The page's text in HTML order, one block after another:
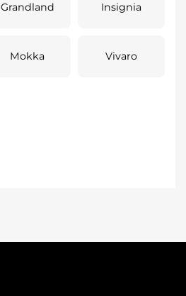
Grandland Insignia
Mokka Vivaro